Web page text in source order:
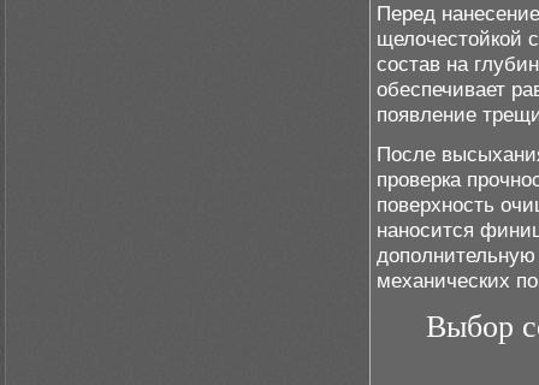
Перед
щелочестойкой
состав на
обеспечивает
появление
После
проверка
поверхность
наносится
механических
Выбор